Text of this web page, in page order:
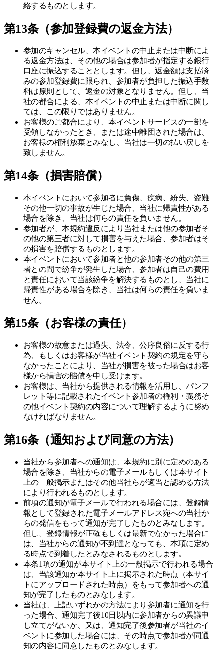
絡するものとします。
第13条（参加登録費の返金方法）
参加のキャンセル、本イベントの中止または中断によ
る返金方法は、その他の場合は参加者が指定する銀行
口座に振込することとします。但し、返金額は支払済
みの参加登録費に限られ、参加者が負担した振込手数
料は原則として、返金の対象となりません。但し、当
社の都合による、本イベントの中止または中断に関し
ては、この限りではありません。
お客様のご都合により、本イベントサービスの一部を
受領しなかったとき、または途中離団された場合は、
お客様の権利放棄とみなし、当社は一切の払い戻しを
致しません。
第14条（損害賠償）
本イベントにおいて参加者に負傷、疾病、紛失、盗難
その他一切の事故が生じた場合、当社に帰責性がある
場合を除き、当社は何らの責任を負いません。
参加者が、本規約違反により当社または他の参加者そ
の他の第三者に対して損害を与えた場合、参加者はそ
の損害を賠償するものとします。
本イベントにおいて参加者と他の参加者その他の第三
者との間で紛争が発生した場合、参加者は自己の費用
と責任において当該紛争を解決するものとし、当社に
帰責性がある場合を除き、当社は何らの責任を負いま
せん。
第15条（お客様の責任）
お客様の故意または過失、法令、公序良俗に反する行
為、もしくはお客様が当社イベント契約の規定を守ら
なかったことにより、当社が損害を被った場合はお客
様から損害の賠償を申し受けます。
お客様は、当社から提供される情報を活用し、パンフ
レット等に記載されたイベント参加者の権利・義務そ
の他イベント契約の内容について理解するように努め
なければなりません。
第16条（通知および同意の方法）
当社から参加者への通知は、本規約に別に定めのある
場合を除き、当社からの電子メールもしくは本サイト
上の一般掲示またはその他当社らが適当と認める方法
により行われるものとします。
前項の通知が電子メールで行われる場合には、登録情
報として登録された電子メールアドレス宛への当社か
らの発信をもって通知が完了したものとみなします。
但し、登録情報が正確もしくは最新でなかった場合に
は、当社からの通知が不到達となっても、本項に定め
る時点で到着したとみなされるものとします。
本条1項の通知が本サイト上の一般掲示で行われる場合
は、当該通知が本サイト上に掲示された時点（本サイ
トにアップロードされた時点）をもって参加者への通
知が完了したものとみなします。
当社は、上記いずれかの方法により参加者に通知を行
った場合、通知完了後10日以内に参加者からの異議申
し立てがないか、又は、通知完了後参加者が当社のイ
ベントに参加した場合には、その時点で参加者が同通
知の内容に同意したものとみなします。